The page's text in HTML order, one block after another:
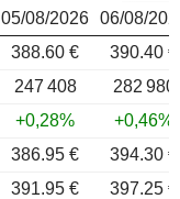
05/08/2026 06/08/
388.60 €
390.40 €
247 408
282 980
+0,28%
+0,46%
386.95 €
394.30 €
391.95 €
397.25 €